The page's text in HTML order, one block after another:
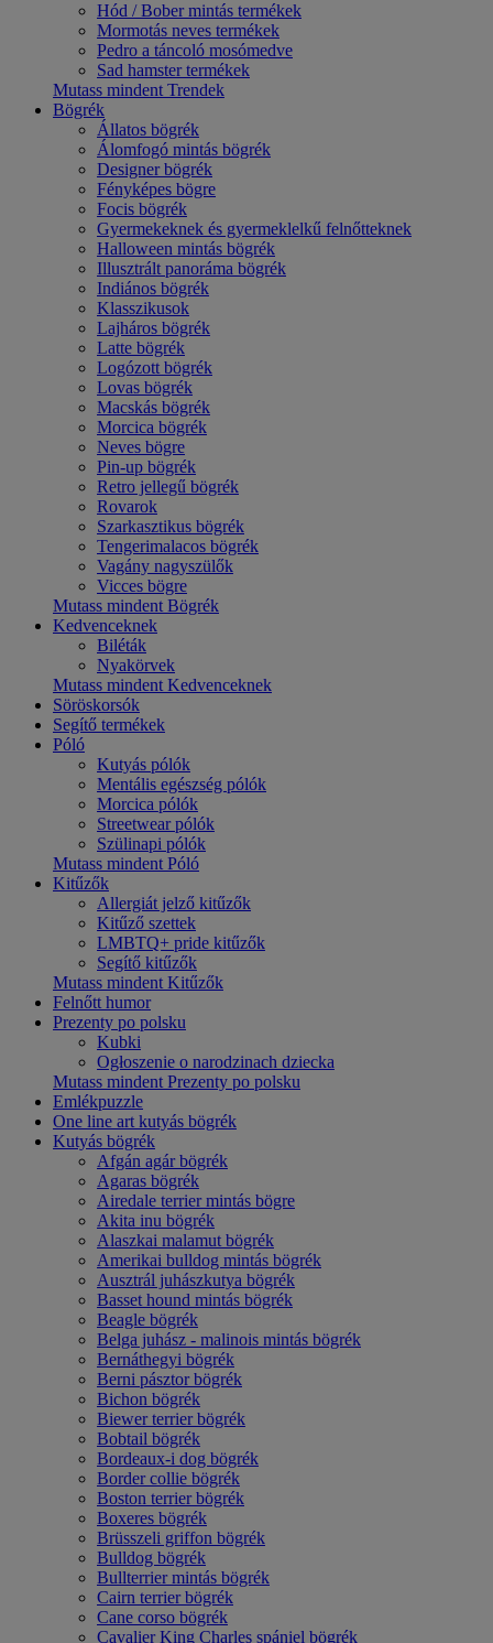
Hód / Bober mintás termékek
Mormotás neves termékek
Pedro a táncoló mosómedve
Sad hamster termékek
Mutass mindent Trendek
Bögrék
Állatos bögrék
Álomfogó mintás bögrék
Designer bögrék
Fényképes bögre
Focis bögrék
Gyermekeknek és gyermeklelkű felnőtteknek
Halloween mintás bögrék
Illusztrált panoráma bögrék
Indiános bögrék
Klasszikusok
Lajháros bögrék
Latte bögrék
Logózott bögrék
Lovas bögrék
Macskás bögrék
Morcica bögrék
Neves bögre
Pin-up bögrék
Retro jellegű bögrék
Rovarok
Szarkasztikus bögrék
Tengerimalacos bögrék
Vagány nagyszülők
Vicces bögre
Mutass mindent Bögrék
Kedvenceknek
Biléták
Nyakörvek
Mutass mindent Kedvenceknek
Söröskorsók
Segítő termékek
Póló
Kutyás pólók
Mentális egészség pólók
Morcica pólók
Streetwear pólók
Szülinapi pólók
Mutass mindent Póló
Kitűzők
Allergiát jelző kitűzők
Kitűző szettek
LMBTQ+ pride kitűzők
Segítő kitűzők
Mutass mindent Kitűzők
Felnőtt humor
Prezenty po polsku
Kubki
Ogłoszenie o narodzinach dziecka
Mutass mindent Prezenty po polsku
Emlékpuzzle
One line art kutyás bögrék
Kutyás bögrék
Afgán agár bögrék
Agaras bögrék
Airedale terrier mintás bögre
Akita inu bögrék
Alaszkai malamut bögrék
Amerikai bulldog mintás bögrék
Ausztrál juhászkutya bögrék
Basset hound mintás bögrék
Beagle bögrék
Belga juhász - malinois mintás bögrék
Bernáthegyi bögrék
Berni pásztor bögrék
Bichon bögrék
Biewer terrier bögrék
Bobtail bögrék
Bordeaux-i dog bögrék
Border collie bögrék
Boston terrier bögrék
Boxeres bögrék
Brüsszeli griffon bögrék
Bulldog bögrék
Bullterrier mintás bögrék
Cairn terrier bögrék
Cane corso bögrék
Cavalier King Charles spániel bögrék